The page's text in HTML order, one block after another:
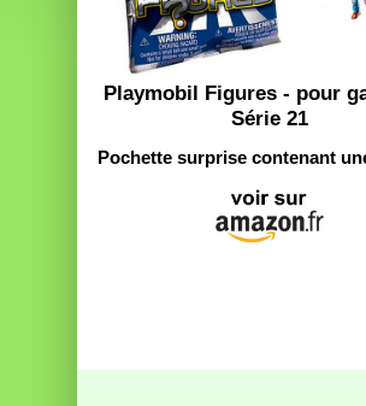
Playmobil Figures - pour
Série 21
Pochette surprise contenant